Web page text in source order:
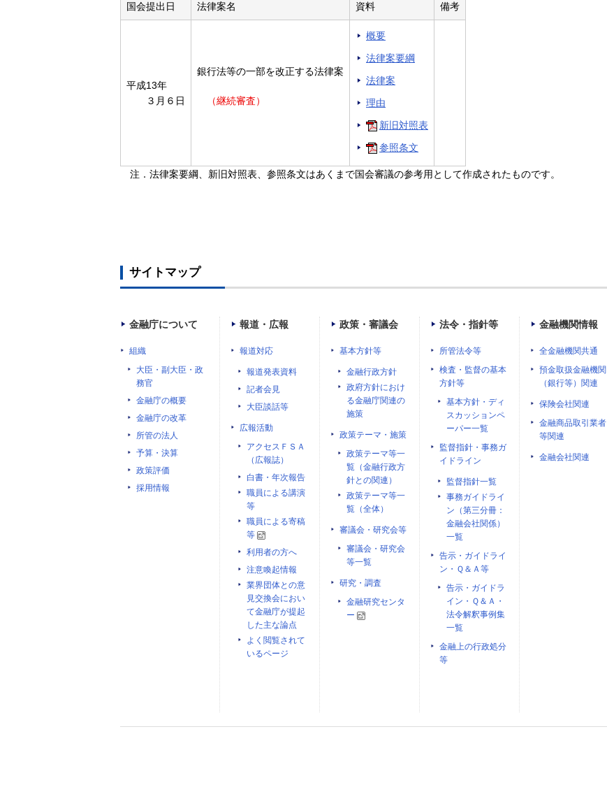
国会提出日 法律案名 資料 備考
平成13年
３月６日
銀行法等の一部を改正する法律案
（継続審査）
概要
法律案要綱
法律案
理由
新旧対照表
参照条文
注．法律案要綱、新旧対照表、参照条文はあくまで国会審議の参考用として作成されたものです。
サイトマップ
金融庁について
組織
大臣・副大臣・政
務官
金融庁の概要
金融庁の改革
所管の法人
予算・決算
政策評価
採用情報
報道・広報
報道対応
報道発表資料
記者会見
大臣談話等
広報活動
アクセスＦＳＡ
（広報誌）
白書・年次報告
職員による講演
等
職員による寄稿
等
利用者の方へ
注意喚起情報
業界団体との意
見交換会におい
て金融庁が提起
した主な論点
よく閲覧されて
いるページ
政策・審議会
基本方針等
金融行政方針
政府方針におけ
る金融庁関連の
施策
政策テーマ・施策
政策テーマ等一
覧（金融行政方
針との関連）
政策テーマ等一
覧（全体）
審議会・研究会等
審議会・研究会
等一覧
研究・調査
金融研究センタ
ー
法令・指針等
所管法令等
検査・監督の基本
方針等
基本方針・ディ
スカッションペ
ーパー一覧
監督指針・事務ガ
イドライン
監督指針一覧
事務ガイドライ
ン（第三分冊：
金融会社関係）
一覧
告示・ガイドライ
ン・Ｑ＆Ａ等
告示・ガイドラ
イン・Ｑ＆Ａ・
法令解釈事例集
一覧
金融上の行政処分
等
金融機関情報
全金融機関共通
預金取扱金融機関
（銀行等）関連
保険会社関連
金融商品取引業者
等関連
金融会社関連